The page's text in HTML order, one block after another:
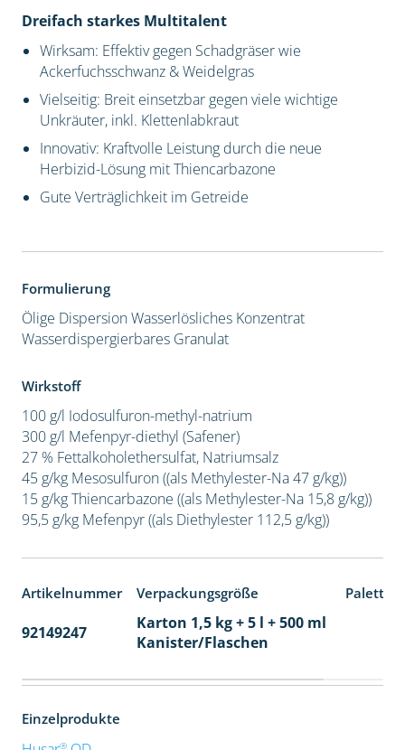
Dreifach starkes Multitalent
Wirksam: Effektiv gegen Schadgräser wie
Ackerfuchsschwanz & Weidelgras
Vielseitig: Breit einsetzbar gegen viele wichtige
Unkräuter, inkl. Klettenlabkraut
Innovativ: Kraftvolle Leistung durch die neue
Herbizid-Lösung mit Thiencarbazone
Gute Verträglichkeit im Getreide
Formulierung
Ölige DispersionWasserlösliches Konzentrat
Wasserdispergierbares Granulat
Wirkstoff
100 g/l Iodosulfuron-methyl-natrium
300 g/l Mefenpyr-diethyl (Safener)
27 % Fettalkoholethersulfat, Natriumsalz
45 g/kg Mesosulfuron ((als Methylester-Na 47 g/kg))
15 g/kg Thiencarbazone ((als Methylester-Na 15,8 g/kg))
95,5 g/kg Mefenpyr ((als Diethylester 112,5 g/kg))
Artikelnummer Verpackungsgröße
92149247
Karton 1,5 kg + 5 l + 500 ml
Kanister/Flaschen
Einzelprodukte
®